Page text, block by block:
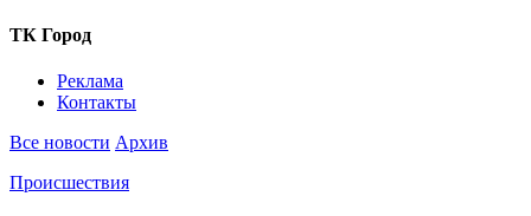
ТК Город
Реклама
Контакты
Все новости Архив
Происшествия